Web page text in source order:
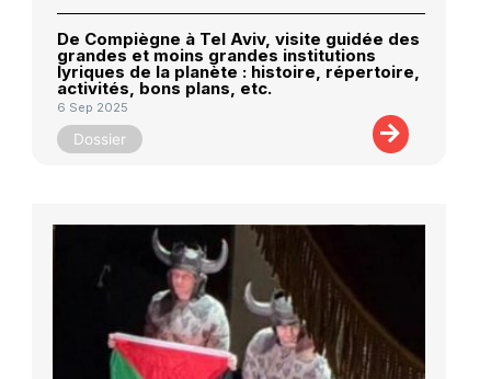
De Compiègne à Tel Aviv, visite guidée des
grandes et moins grandes institutions
lyriques de la planète : histoire, répertoire,
activités, bons plans, etc.
6 Sep 2025
Dossier